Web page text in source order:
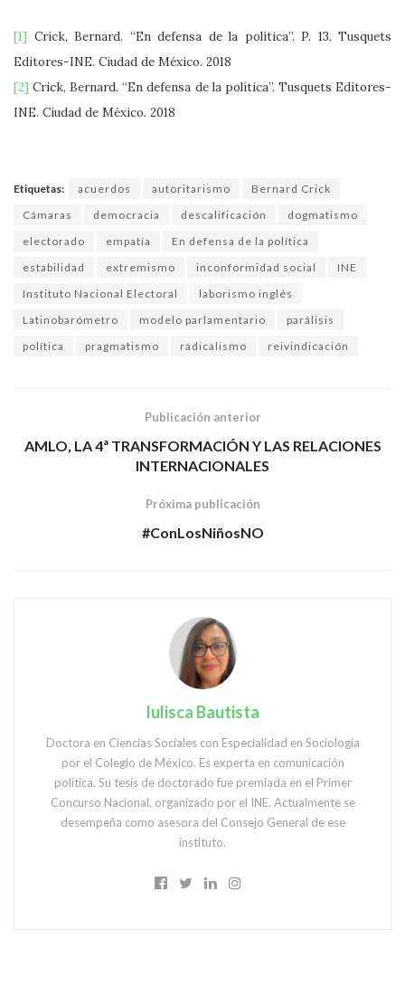
[1] Crick, Bernard. “En defensa de la política”. P. 13. Tusquets
Editores-INE. Ciudad de México. 2018
[2] Crick, Bernard. “En defensa de la política”. Tusquets Editores-
INE. Ciudad de México. 2018
Etiquetas: acuerdos autoritarismo
Bernard Crick
Cámaras
democracia descalificación
dogmatismo
electorado
empatía
En defensa de la política
estabilidad
extremismo inconformidad social
INE
Instituto Nacional Electoral
laborismo inglés
Latinobarómetro
modelo parlamentario
parálisis
política
pragmatismo radicalismo reivindicación
Publicación anterior
AMLO, LA 4ª TRANSFORMACIÓN Y LAS RELACIONES
INTERNACIONALES
Próxima publicación
#ConLosNiñosNO
Iulisca Bautista
Doctora en Ciencias Sociales con Especialidad en Sociología
por el Colegio de México. Es experta en comunicación
política. Su tesis de doctorado fue premiada en el Primer
Concurso Nacional, organizado por el INE. Actualmente se
desempeña como asesora del Consejo General de ese
instituto.